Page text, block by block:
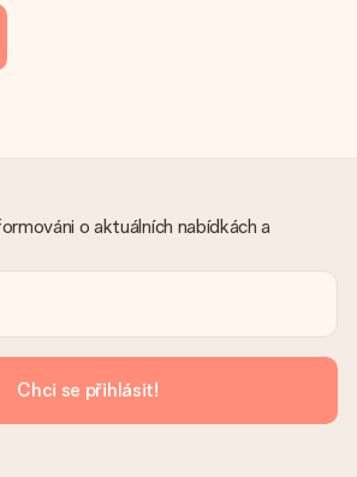
nebo ruční převod. V případě ručního
vezměte v úvahu dodací lhůtu 3 dny
spolu s objednávkou?
e-mailu a vždy ji najdete ve svém účtu
že můžete dar doručit přímo
překvapením!
o aktuálních nabídkách a
Chci se přihlásit!